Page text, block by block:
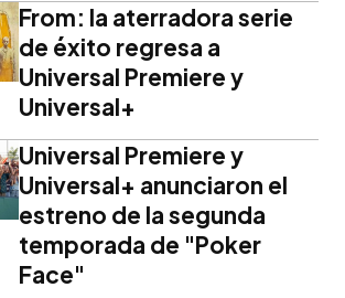
From: la aterradora serie
de éxito regresa a
Universal Premiere y
Universal+
Universal Premiere y
Universal+ anunciaron el
estreno de la segunda
temporada de "Poker
Face"